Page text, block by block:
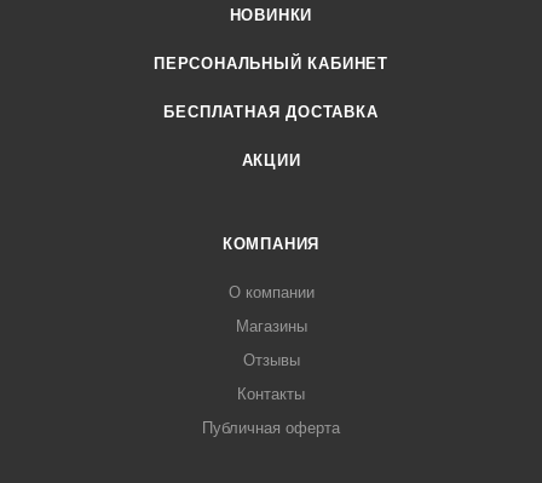
НОВИНКИ
ПЕРСОНАЛЬНЫЙ КАБИНЕТ
БЕСПЛАТНАЯ ДОСТАВКА
АКЦИИ
КОМПАНИЯ
О компании
Магазины
Отзывы
Контакты
Публичная оферта